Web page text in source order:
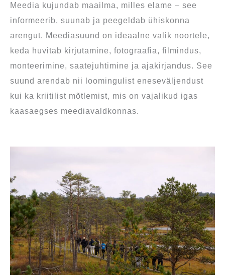
Meedia kujundab maailma, milles elame – see
informeerib, suunab ja peegeldab ühiskonna
arengut. Meediasuund on ideaalne valik noortele,
keda huvitab kirjutamine, fotograafia, filmindus,
monteerimine, saatejuhtimine ja ajakirjandus. See
suund arendab nii loomingulist eneseväljendust
kui ka kriitilist mõtlemist, mis on vajalikud igas
kaasaegses meediavaldkonnas.